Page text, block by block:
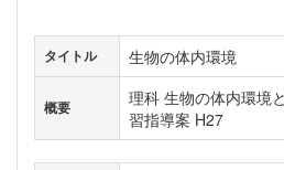
タイトル 生物の体内環境
概要
理科 生物の体内環境
習指導案 H27